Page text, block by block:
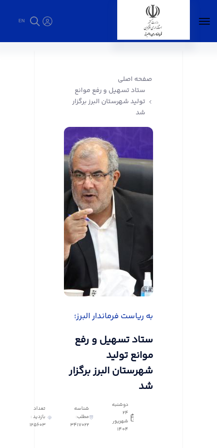
EN
صفحه اصلی
ستاد تسهیل و رفع موانع
تولید شهرستان البرز برگزار
شد
به ریاست فرماندار البرز؛
ستاد تسهیل و رفع
موانع تولید
شهرستان البرز برگزار
شد
دوشنبه
24
شهریور
1404
شناسه
مطلب:
3417022
تعداد
بازدید :
125603